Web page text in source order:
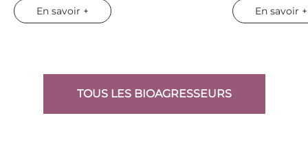
En savoir +
En savoir +
TOUS LES BIOAGRESSEURS